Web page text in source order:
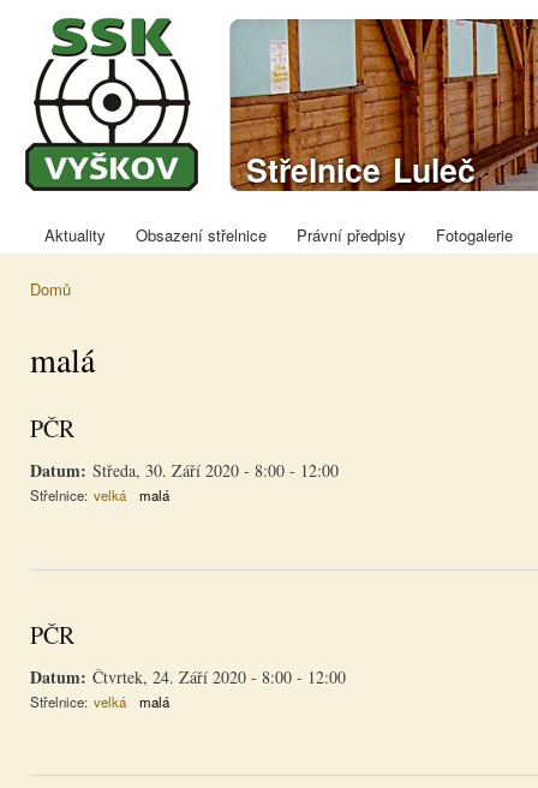
Sportovně
střelecký klub
Střelnice Luleč
Hlavní menu
Aktuality Obsazení střelnice Právní předpisy Fotogalerie
Domů
malá
PČR
Datum: Středa, 30. Září 2020 - 8:00 - 12:00
Střelnice: velká malá
PČR
Datum: Čtvrtek, 24. Září 2020 - 8:00 - 12:00
Střelnice: velká malá